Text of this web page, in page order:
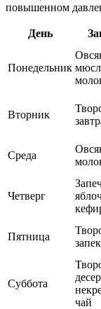
повышенном
День
Понедельник
Вторник
Среда
Четверг
Пятница
Суббота
чай